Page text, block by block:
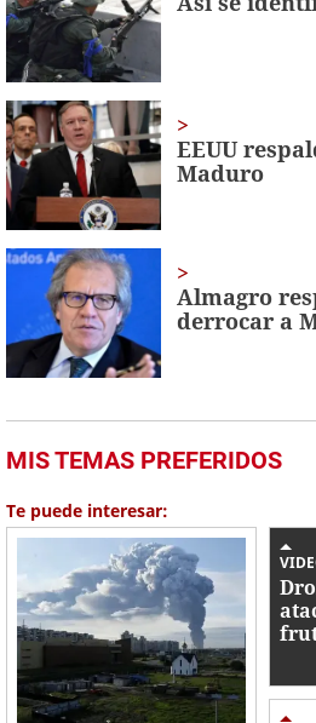
EEUU
Maduro
Almagro
derrocar a
MIS TEMAS PREFERIDOS
Te puede interesar: